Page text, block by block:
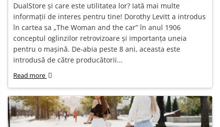
DualStore și care este utilitatea lor? Iată mai multe
informații de interes pentru tine! Dorothy Levitt a introdus
în cartea sa „The Woman and the car” în anul 1906
conceptul oglinzilor retrovizoare și importanța uneia
pentru o mașină. De-abia peste 8 ani, aceasta este
introdusă de către producătorii...
Read more